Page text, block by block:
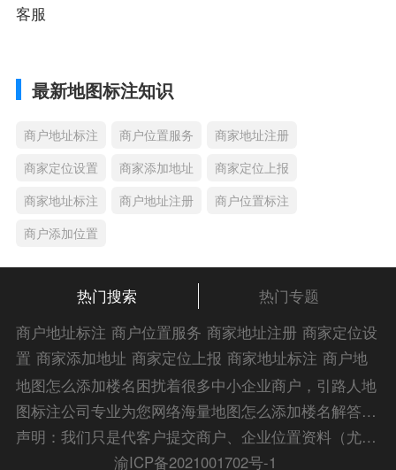
客服
最新地图标注知识
商户地址标注 商户位置服务
商家地址注册
商家定位设置
商家添加地址
商家定位上报
商家地址标注
商户地址注册
商户位置标注
商户添加位置
热门搜索
热门专题
商户地址标注 商户位置服务 商家地址注册 商家定位设
置 商家添加地址 商家定位上报 商家地址标注 商户地
址注册 商户位置标注 商户添加位置 商家位置服务 商
家添加位置 商户位置入驻 位置添加店名 商家位置注
册 商户位置标注服务 公司添加位置 商家添加微信定
添加门店微信 商家定位服务 商家定位信息
地图怎么添加楼名困扰着很多中小企业商户，引路人地
图标注公司专业为您网络海量地图怎么添加楼名解答信
息，为您的企业地图标注宣传保驾护航！
声明：我们只是代客户提交商户、企业位置资料（尤其是不会操作觉得繁琐的客户），不是地图标注平台方。所提供服务为商业有偿帮助咨询人工服务费，全程都是人工提交资料，自身并不能对第三方网站的原始内容进行编辑，请知悉。Copyright 2014-2023 zlrmaps.com
渝ICP备2021001702号-1